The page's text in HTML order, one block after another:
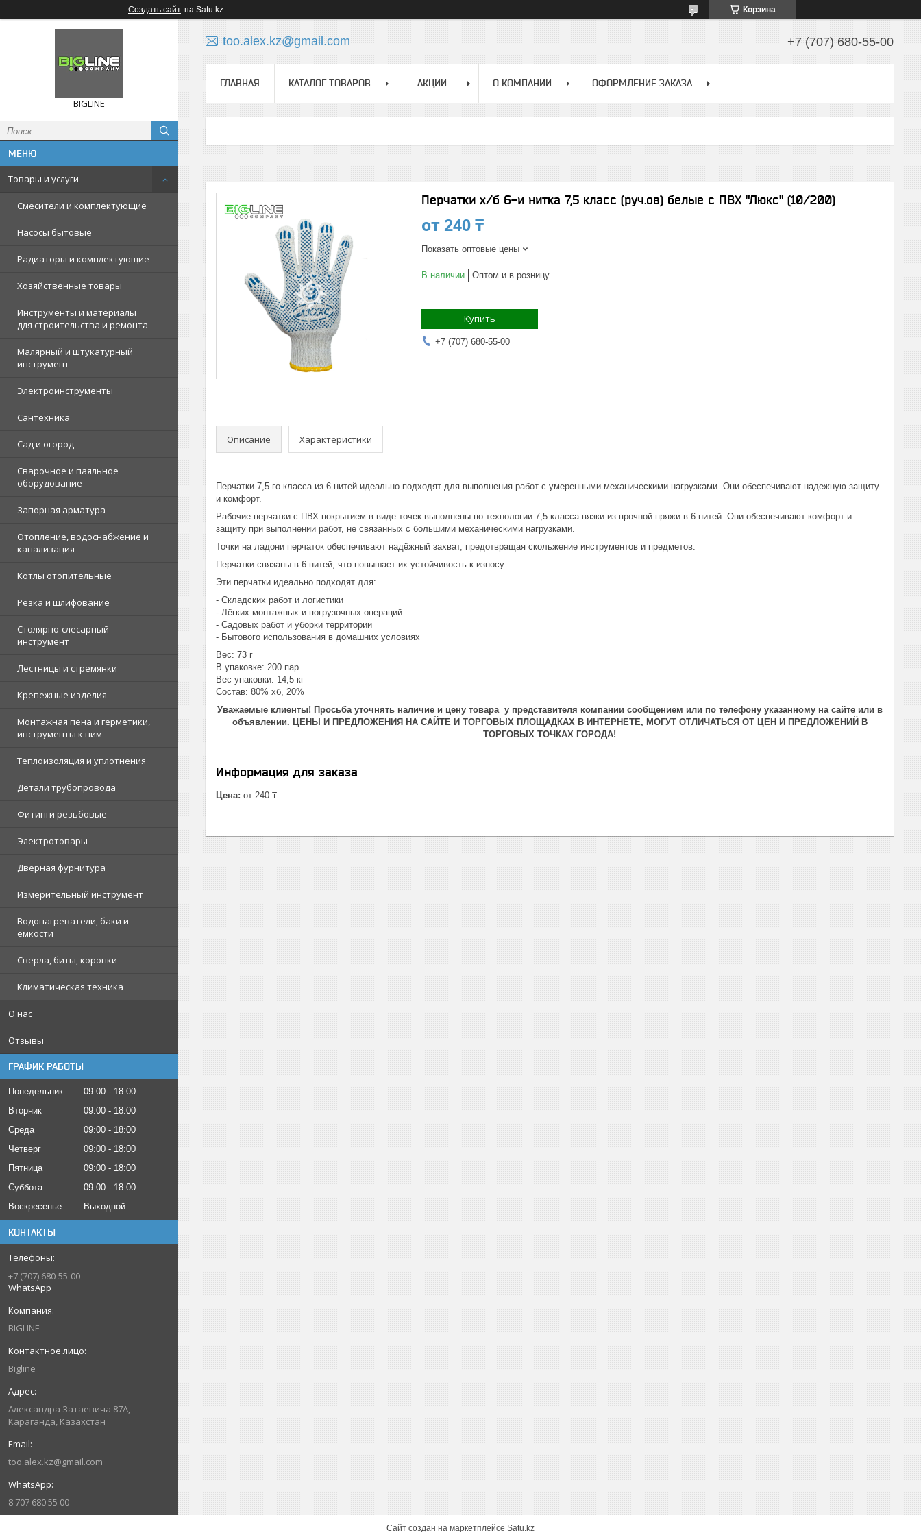
Создать сайт на Satu.kz Корзина
BIGLINE
Товары и услуги
Смесители и комплектующие
Насосы бытовые
Радиаторы и комплектующие
Хозяйственные товары
Инструменты и материалы
для строительства и ремонта
Малярный и штукатурный
инструмент
Электроинструменты
Сантехника
Сад и огород
Сварочное и паяльное
оборудование
Запорная арматура
Отопление, водоснабжение и
канализация
Котлы отопительные
Резка и шлифование
Столярно-слесарный
инструмент
Лестницы и стремянки
Крепежные изделия
Монтажная пена и герметики,
инструменты к ним
Теплоизоляция и уплотнения
Детали трубопровода
Фитинги резьбовые
Электротовары
Дверная фурнитура
Измерительный инструмент
Водонагреватели, баки и
ёмкости
Сверла, биты, коронки
Климатическая техника
О нас
Отзывы
ГРАФИК РАБОТЫ
Понедельник 09:00
18:00
Вторник
09:00
18:00
Среда
09:00
18:00
Четверг
09:00
18:00
Пятница
09:00
18:00
Суббота
09:00
18:00
Воскресенье
Выходной
КОНТАКТЫ
+7 (707) 680-55-00
WhatsApp
BIGLINE
Bigline
Александра Затаевича 87А,
Караганда, Казахстан
too.alex.kz@gmail.com
8 707 680 55 00
too.alex.kz@gmail.com +7 (707) 680-55-00
ГЛАВНАЯ КАТАЛОГ ТОВАРОВ АКЦИИ О КОМПАНИИ ОФОРМЛЕНИЕ ЗАКАЗА
Перчатки х/б 6-и нитка 7,5 класс (руч.ов) белые с ПВХ "Люкс" (10/200)
от 240 ₸
Показать оптовые цены
В наличии Оптом и в розницу
Купить
+7 (707) 680-55-00
Описание Характеристики
Перчатки 7,5-го класса из 6 нитей идеально подходят для выполнения работ с умеренными механическими нагрузками. Они обеспечивают надежную защиту
и комфорт.
Рабочие перчатки с ПВХ покрытием в виде точек выполнены по технологии 7,5 класса вязки из прочной пряжи в 6 нитей. Они обеспечивают комфорт и
защиту при выполнении работ, не связанных с большими механическими нагрузками.
Точки на ладони перчаток обеспечивают надёжный захват, предотвращая скольжение инструментов и предметов.
Перчатки связаны в 6 нитей, что повышает их устойчивость к износу.
Эти перчатки идеально подходят для:
- Складских работ и логистики
- Лёгких монтажных и погрузочных операций
- Садовых работ и уборки территории
- Бытового использования в домашних условиях
Вес: 73 г
В упаковке: 200 пар
Вес упаковки: 14,5 кг
Состав: 80% хб, 20%
Уважаемые клиенты! Просьба уточнять наличие и цену товара у представителя компании сообщением или по телефону указанному на сайте или в
объявлении. ЦЕНЫ И ПРЕДЛОЖЕНИЯ НА САЙТЕ И ТОРГОВЫХ ПЛОЩАДКАХ В ИНТЕРНЕТЕ, МОГУТ ОТЛИЧАТЬСЯ ОТ ЦЕН И ПРЕДЛОЖЕНИЙ В
ТОРГОВЫХ ТОЧКАХ ГОРОДА!
Информация для заказа
Цена: от 240 ₸
Сайт создан на маркетплейсе Satu.kz